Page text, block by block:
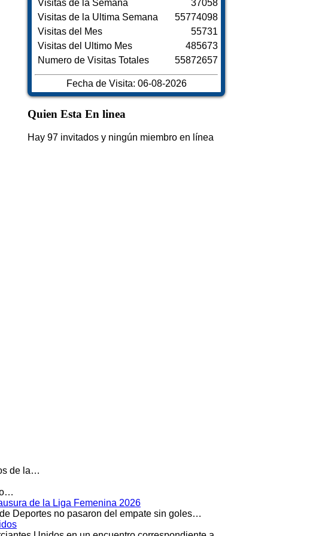
Visitas de la Semana
Visitas de la Ultima Semana
Visitas del Mes
Visitas del Ultimo Mes
Numero de Visitas Totales
37058
55774098
55731
485673
55872657
Fecha de Visita: 06-08-2026
Quien Esta En linea
Hay 97 invitados y ningún miembro en línea
de la…
de la Liga Femenina 2026
Deportes no pasaron del empate sin goles…